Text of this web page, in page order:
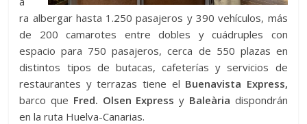
ra albergar hasta 1.250 pasajeros y 390 vehículos, más
de 200 camarotes entre dobles y cuádruples con
espacio para 750 pasajeros, cerca de 550 plazas en
distintos tipos de butacas, cafeterías y servicios de
restaurantes y terrazas tiene el Buenavista Express,
barco que Fred. Olsen Express y Baleària dispondrán
en la ruta Huelva-Canarias.